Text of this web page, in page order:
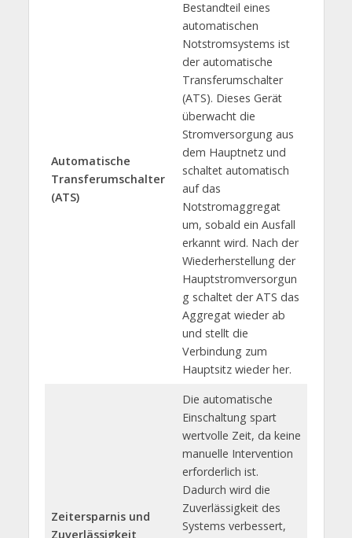
Automatische
Transferumschalter
(ATS)
Bestandteil eines
automatischen
Notstromsystems ist
der automatische
Transferumschalter
(ATS). Dieses Gerät
überwacht die
Stromversorgung aus
dem Hauptnetz und
schaltet automatisch
auf das
Notstromaggregat
um, sobald ein Ausfall
erkannt wird. Nach der
Wiederherstellung der
Hauptstromversorgun
g schaltet der ATS das
Aggregat wieder ab
und stellt die
Verbindung zum
Hauptsitz wieder her.
Zeitersparnis und
Zuverlässigkeit
Die automatische
Einschaltung spart
wertvolle Zeit, da keine
manuelle Intervention
erforderlich ist.
Dadurch wird die
Zuverlässigkeit des
Systems verbessert,